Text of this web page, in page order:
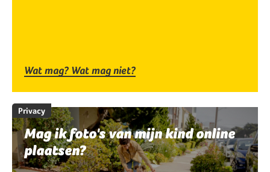
Wat mag? Wat mag niet?
Privacy
Mag ik foto's van mijn kind online
plaatsen?